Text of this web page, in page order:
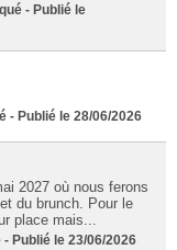
- Publié le
- Publié le 28/06/2026
2027 où nous ferons
du brunch. Pour le
place mais...
Publié le 23/06/2026